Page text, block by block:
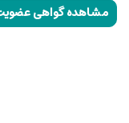
مشاهده گواهی